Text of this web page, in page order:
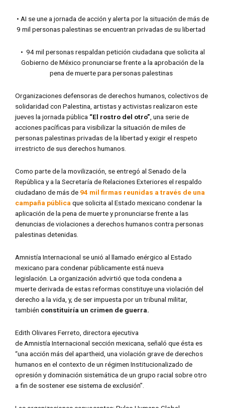
• AI se une a jornada de acción y alerta por la situación de más de
9 mil personas palestinas se encuentran privadas de su libertad
• 94 mil personas respaldan petición ciudadana que solicita al
Gobierno de México pronunciarse frente a la aprobación de la
pena de muerte para personas palestinas
Organizaciones defensoras de derechos humanos, colectivos de
solidaridad con Palestina, artistas y activistas realizaron este
jueves la jornada pública “El rostro del otro” , una serie de
acciones pacíficas para visibilizar la situación de miles de
personas palestinas privadas de la libertad y exigir el respeto
irrestricto de sus derechos humanos.
Como parte de la movilización, se entregó al Senado de la
República y a la Secretaría de Relaciones Exteriores el respaldo
ciudadano de más de 94 mil firmas reunidas a través de una
campaña pública que solicita al Estado mexicano condenar la
aplicación de la pena de muerte y pronunciarse frente a las
denuncias de violaciones a derechos humanos contra personas
palestinas detenidas.
Amnistía Internacional se unió al llamado enérgico al Estado
mexicano para condenar públicamente está nueva
legislación. La organización advirtió que toda condena a
muerte derivada de estas reformas constituye una violación del
derecho a la vida, y, de ser impuesta por un tribunal militar,
también constituiría un crimen de guerra.
Edith Olivares Ferreto, directora ejecutiva
de Amnistía Internacional sección mexicana, señaló que ésta es
“una acción más del apartheid, una violación grave de derechos
humanos en el contexto de un régimen Institucionalizado de
opresión y dominación sistemática de un grupo racial sobre otro
a fin de sostener ese sistema de exclusión”.